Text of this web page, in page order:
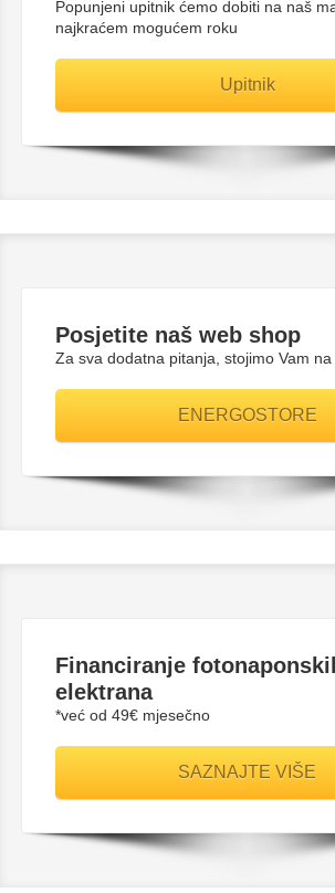
Popunjeni upitnik ćemo dobiti na naš
najkraćem mogućem roku
Upitnik
Posjetite naš web shop
Za sva dodatna pitanja, stojimo Vam
ENERGOSTORE
Financiranje
elektrana
*već od 49€ mjesečno
SAZNAJTE VIŠE